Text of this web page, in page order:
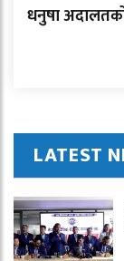
धनुषा
LATEST